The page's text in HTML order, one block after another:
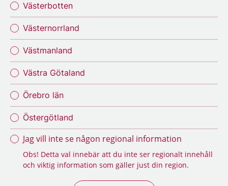
Västerbotten
Västernorrland
Västmanland
Västra Götaland
Örebro län
Östergötland
Jag vill inte se någon regional information
Obs! Detta val innebär att du inte ser regionalt innehåll
och viktig information som gäller just din region.